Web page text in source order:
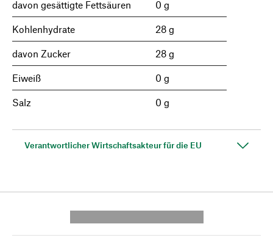
davon gesättigte Fettsäuren 0 g
Kohlenhydrate 28 g
davon Zucker 28 g
Eiweiß 0 g
Salz 0 g
Verantwortlicher Wirtschaftsakteur für die EU